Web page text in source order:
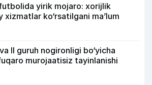
yirik mojaro: xorijlik
xizmatlar ko‘rsatilgani ma’lum
II guruh nogironligi bo‘yicha
murojaatisiz tayinlanishi